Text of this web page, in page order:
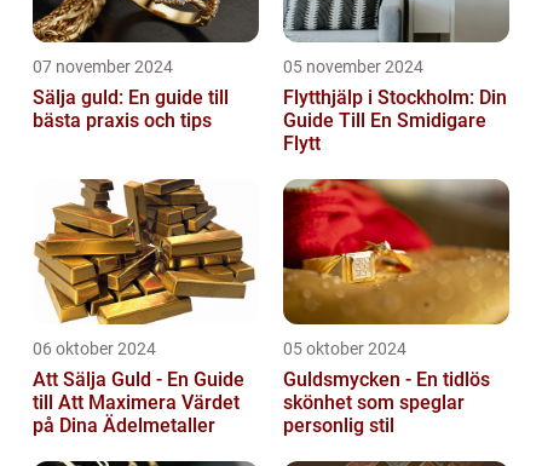
07 november 2024
Sälja guld: En guide till
bästa praxis och tips
05 november 2024
Flytthjälp i Stockholm: Din
Guide Till En Smidigare
Flytt
06 oktober 2024
Att Sälja Guld - En Guide
till Att Maximera Värdet
på Dina Ädelmetaller
05 oktober 2024
Guldsmycken - En tidlös
skönhet som speglar
personlig stil